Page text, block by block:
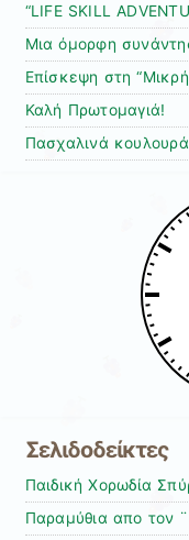
“LIFE SKILL
Μια όμορφη
Επίσκεψη στη
Καλή Πρωτομαγιά!
Πασχαλινά
Σελιδοδείκτες
Παιδική Χορωδία
Παραμύθια απο τον